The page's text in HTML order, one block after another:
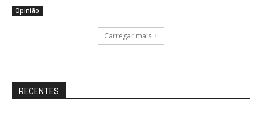
Opinião
Carregar mais
RECENTES